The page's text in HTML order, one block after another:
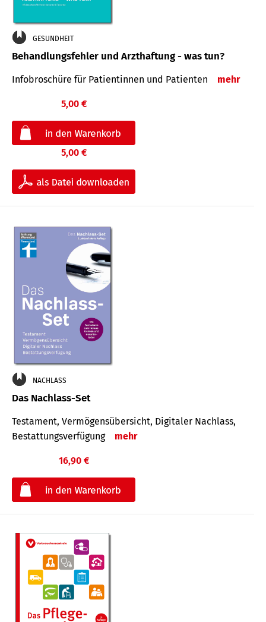
GESUNDHEIT
Behandlungsfehler und Arzthaftung - was tun?
Infobroschüre für Patientinnen und Patienten mehr
5,00 €
5,00 €
NACHLASS
Das Nachlass-Set
Testament, Vermögens­übersicht, Digitaler Nach­lass,
Bestat­tungs­ver­fügung
mehr
16,90 €